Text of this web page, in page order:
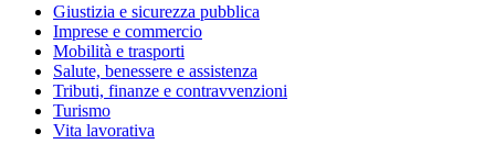
Giustizia e sicurezza pubblica
Imprese e commercio
Mobilità e trasporti
Salute, benessere e assistenza
Tributi, finanze e contravvenzioni
Turismo
Vita lavorativa